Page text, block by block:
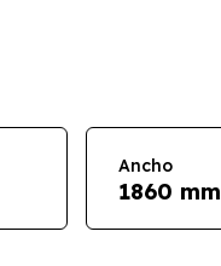
Ancho
1860 mm